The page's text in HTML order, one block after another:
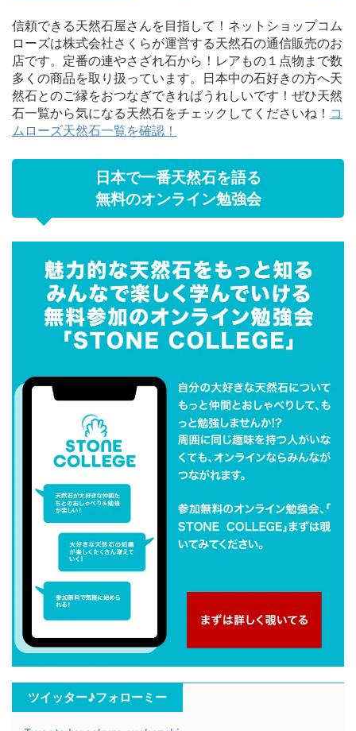
信頼できる天然石屋さんを目指して！ネットショップコム
ローズは株式会社さくらが運営する天然石の通信販売のお
店です。定番の連やさざれ石から！レアもの１点物まで数
多くの商品を取り扱っています。日本中の石好きの方へ天
然石とのご縁をおつなぎできればうれしいです！ぜひ天然
石一覧から気になる天然石をチェックしてくださいね！ コ
ムローズ天然石一覧を確認！
日本で一番天然石を語る
無料のオンライン勉強会
ツイッター♪フォローミー